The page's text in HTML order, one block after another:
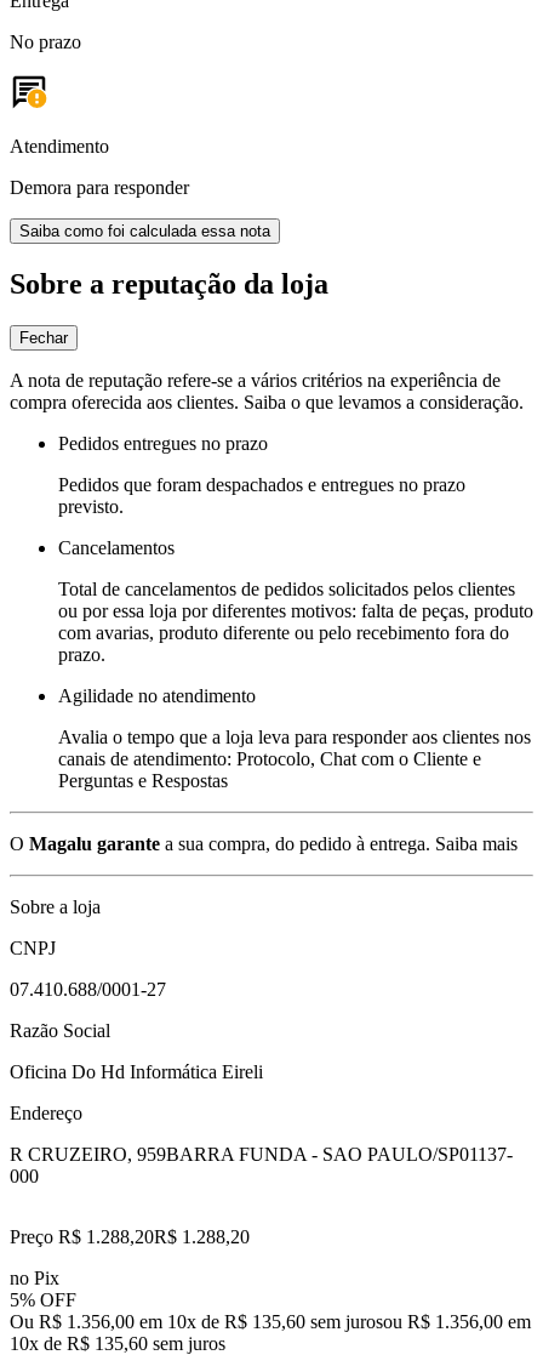
No prazo
Atendimento
Demora para responder
Saiba como foi calculada essa nota
Sobre a reputação da loja
Fechar
A nota de reputação refere-se a vários critérios na experiência de
compra oferecida aos clientes. Saiba o que levamos a consideração.
Pedidos entregues no prazo
Pedidos que foram despachados e entregues no prazo
previsto.
Cancelamentos
Total de cancelamentos de pedidos solicitados pelos clientes
ou por essa loja por diferentes motivos: falta de peças, produto
com avarias, produto diferente ou pelo recebimento fora do
prazo.
Agilidade no atendimento
Avalia o tempo que a loja leva para responder aos clientes nos
canais de atendimento: Protocolo, Chat com o Cliente e
Perguntas e Respostas
O Magalu garante a sua compra, do pedido à entrega. Saiba mais
Sobre a loja
CNPJ
07.410.688/0001-27
Razão Social
Oficina Do Hd Informática Eireli
Endereço
R CRUZEIRO, 959BARRA FUNDA - SAO PAULO/SP01137-
000
Preço R$ 1.288,20R$ 1.288,20
no Pix
5% OFF
Ou R$ 1.356,00 em 10x de R$ 135,60 sem jurosou R$ 1.356,00 em
10x de R$ 135,60 sem juros